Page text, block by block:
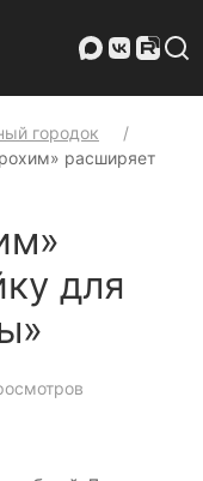
городок
расширяет
для